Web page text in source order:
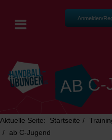
Anmelden/
AB C-
Aktuelle Seite: Startseite
ab C-Jugend